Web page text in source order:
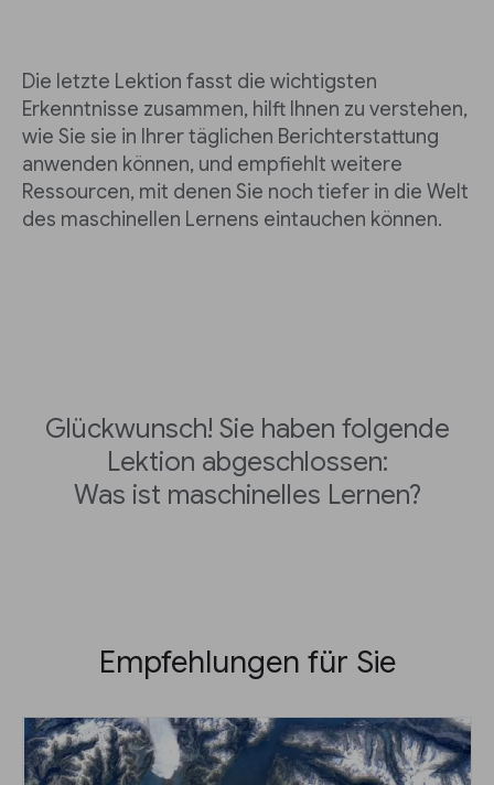
Die letzte Lektion fasst die wichtigsten
Erkenntnisse zusammen, hilft Ihnen zu verstehen,
wie Sie sie in Ihrer täglichen Berichterstattung
anwenden können, und empfiehlt weitere
Ressourcen, mit denen Sie noch tiefer in die Welt
des maschinellen Lernens eintauchen können.
Glückwunsch! Sie haben folgende
Lektion abgeschlossen:
Was ist maschinelles Lernen?
Empfehlungen für Sie